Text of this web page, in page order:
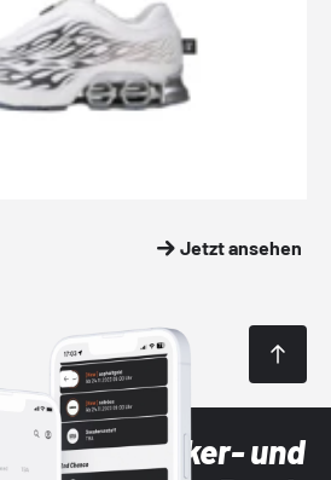
Jetzt ansehen
Sneaker- und